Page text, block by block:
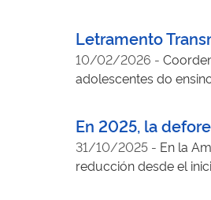
sistematizar saberes
Letramento
10/02/2026 -
adolescentes do
mapa taxonômico
digitais e propõe uma
En 2025, la
31/10/2025 - En la
reducción desde el